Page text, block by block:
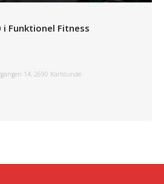
Funktionel Fitness
14, 2690 Karlslunde